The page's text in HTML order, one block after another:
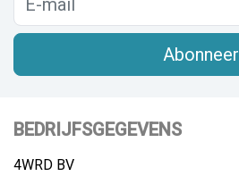
Abonneer
BEDRIJFSGEGEVENS
4WRD BV